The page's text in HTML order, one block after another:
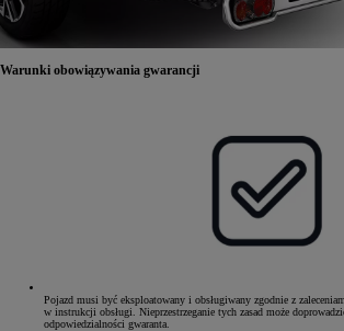
Warunki obowiązywania gwarancji
Pojazd musi być eksploatowany i obsługiwany zgodnie z
w instrukcji obsługi. Nieprzestrzeganie tych zasad może
odpowiedzialności gwaranta.